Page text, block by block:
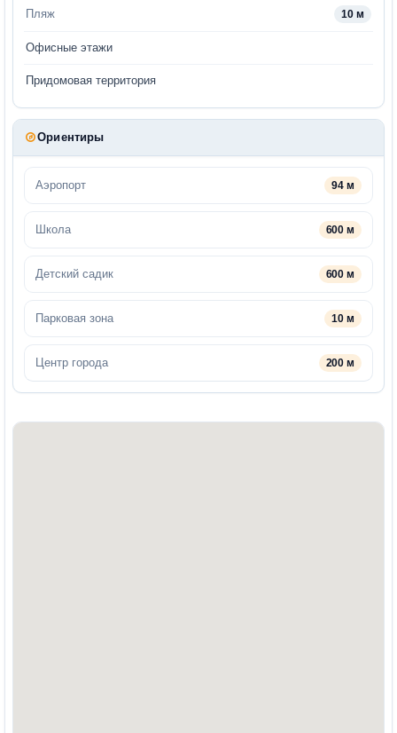
Пляж 10 м
Офисные этажи
Придомовая территория
Ориентиры
Аэропорт 94 м
Школа 600 м
Детский садик 600 м
Парковая зона 10 м
Центр города 200 м